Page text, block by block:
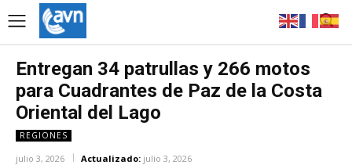
Entregan 34 patrullas y 266 motos
para Cuadrantes de Paz de la Costa
Oriental del Lago
REGIONES
julio 3, 2026 Actualizado: julio 3, 2026